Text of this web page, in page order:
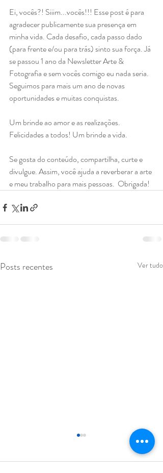
Ei, vocês?! Siiim...vocês!!! Esse post é para
agradecer publicamente sua presença em
minha vida. Cada desafio, cada passo dado
(para frente e/ou para trás) sinto sua força. Já
se passou 1 ano da Newsletter Arte &
Fotografia e sem vocês comigo eu nada seria.
Seguimos para mais um ano de novas
oportunidades e muitas conquistas.
Um brinde ao amor e as realizações.
Felicidades a todos! Um brinde a vida.
Se gosta do conteúdo, compartilha, curte e
divulgue. Assim, você ajuda a reverberar a arte
e meu trabalho para mais pessoas.  Obrigada!
Posts recentes Ver tudo